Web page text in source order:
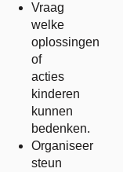
Vraag
welke
oplossingen
of
acties
kinderen
kunnen
bedenken.
Organiseer
steun